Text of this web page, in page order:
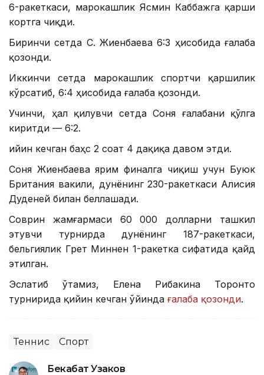
6-ракеткаси, марокашлик Ясмин Каббажга қарши
кортга чиқди.
Биринчи сетда С. Жиенбаева 6:3 ҳисобида ғалаба
қозонди.
Иккинчи сетда марокашлик спортчи қаршилик
кўрсатиб, 6:4 ҳисобида ғалаба қозонди.
Учинчи, ҳал қилувчи сетда Соня ғалабани қўлга
киритди — 6:2.
Қийин кечган баҳс 2 соат 4 дақиқа давом этди.
Соня Жиенбаева ярим финалга чиқиш учун Буюк
Британия вакили, дунёнинг 230-ракеткаси Алисия
Дуденей билан беллашади.
Соврин жамғармаси 60 000 долларни ташкил
этувчи турнирда дунёнинг 187-ракеткаси,
бельгиялик Грет Миннен 1-ракетка сифатида қайд
этилган.
Эслатиб ўтамиз, Елена Рибакина Торонто
турнирида қийин кечган ўйинда ғалаба қозонди.
Теннис Спорт
Бекабат Узаков